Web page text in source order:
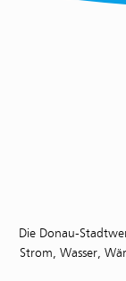
Die Donau-
Strom, Wasser,